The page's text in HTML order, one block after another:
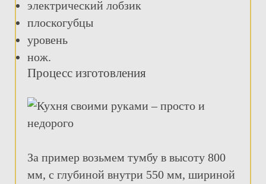
электрический лобзик
плоскогубцы
уровень
нож.
Процесс изготовления
За пример возьмем тумбу в высоту 800
мм, с глубиной внутри 550 мм, шириной